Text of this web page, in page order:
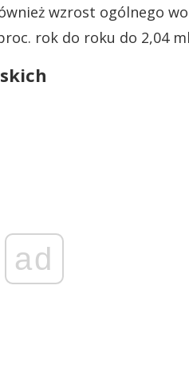
wzrost ogólnego
rok do roku do 2,04
ad